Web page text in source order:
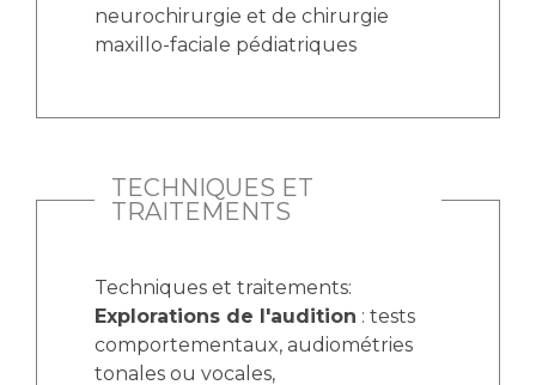
neurochirurgie et de chirurgie
maxillo-faciale pédiatriques
TECHNIQUES ET
TRAITEMENTS
Techniques et traitements:
Explorations de l'audition : tests
comportementaux, audiométries
tonales ou vocales,